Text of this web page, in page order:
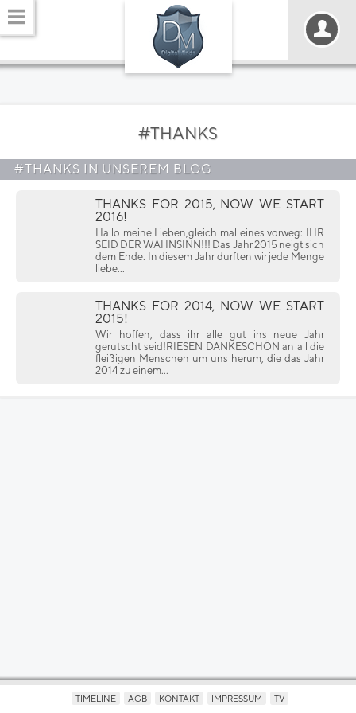
#THANKS
#THANKS IN UNSEREM BLOG
THANKS FOR 2015, NOW WE START
2016!
Hallo meine Lieben,gleich mal eines vorweg: IHR
SEID DER WAHNSINN!!! Das Jahr 2015 neigt sich
dem Ende. In diesem Jahr durften wir jede Menge
liebe...
THANKS FOR 2014, NOW WE START
2015!
Wir hoffen, dass ihr alle gut ins neue Jahr
gerutscht seid!RIESEN DANKESCHÖN an all die
fleißigen Menschen um uns herum, die das Jahr
2014 zu einem...
TIMELINE AGB KONTAKT IMPRESSUM TV